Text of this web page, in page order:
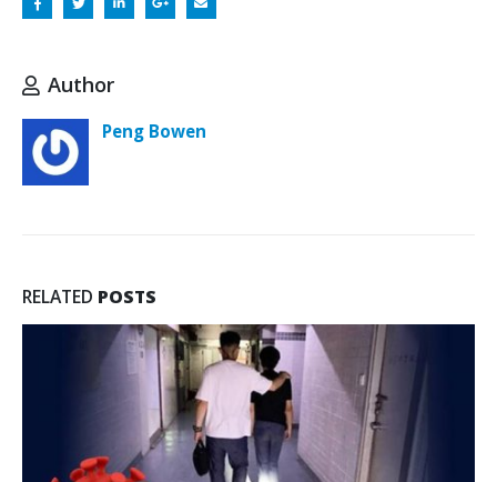
Author
Peng Bowen
RELATED POSTS